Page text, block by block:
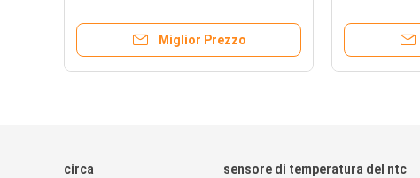
NTC
Miglior Prezzo
d'aria
circa sensore di temperatura del ntc